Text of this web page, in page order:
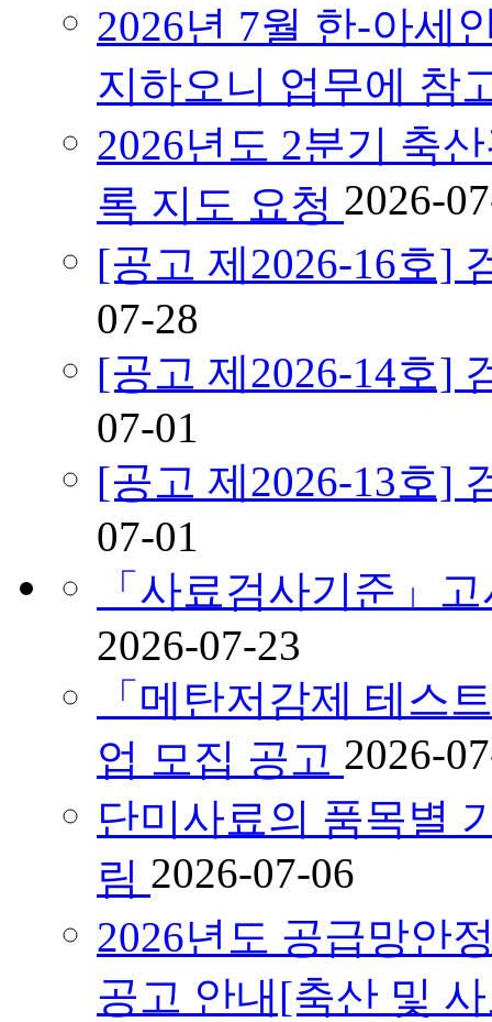
2026년 7월 한-아세
지하오니 업무에 참
2026년도 2분기 축
록 지도 요청 2026-
[공고 제2026-16호]
07-28
[공고 제2026-14호]
07-01
[공고 제2026-13호]
07-01
「사료검사기준」
2026-07-23
「메탄저감제 테스
업 모집 공고 2026-
단미사료의 품목별
림 2026-07-06
2026년도 공급망안
공고 안내[축산 및